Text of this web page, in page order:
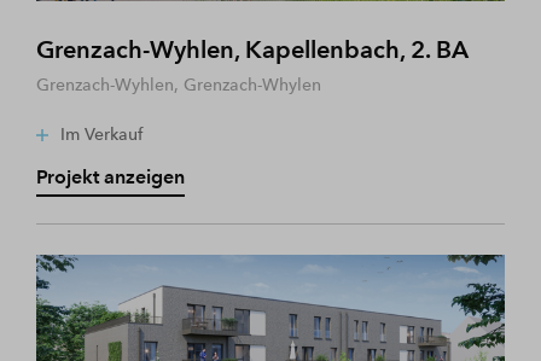
Grenzach-Wyhlen, Kapellenbach, 2. BA
Grenzach-Wyhlen, Grenzach-Whylen
Im Verkauf
Projekt anzeigen